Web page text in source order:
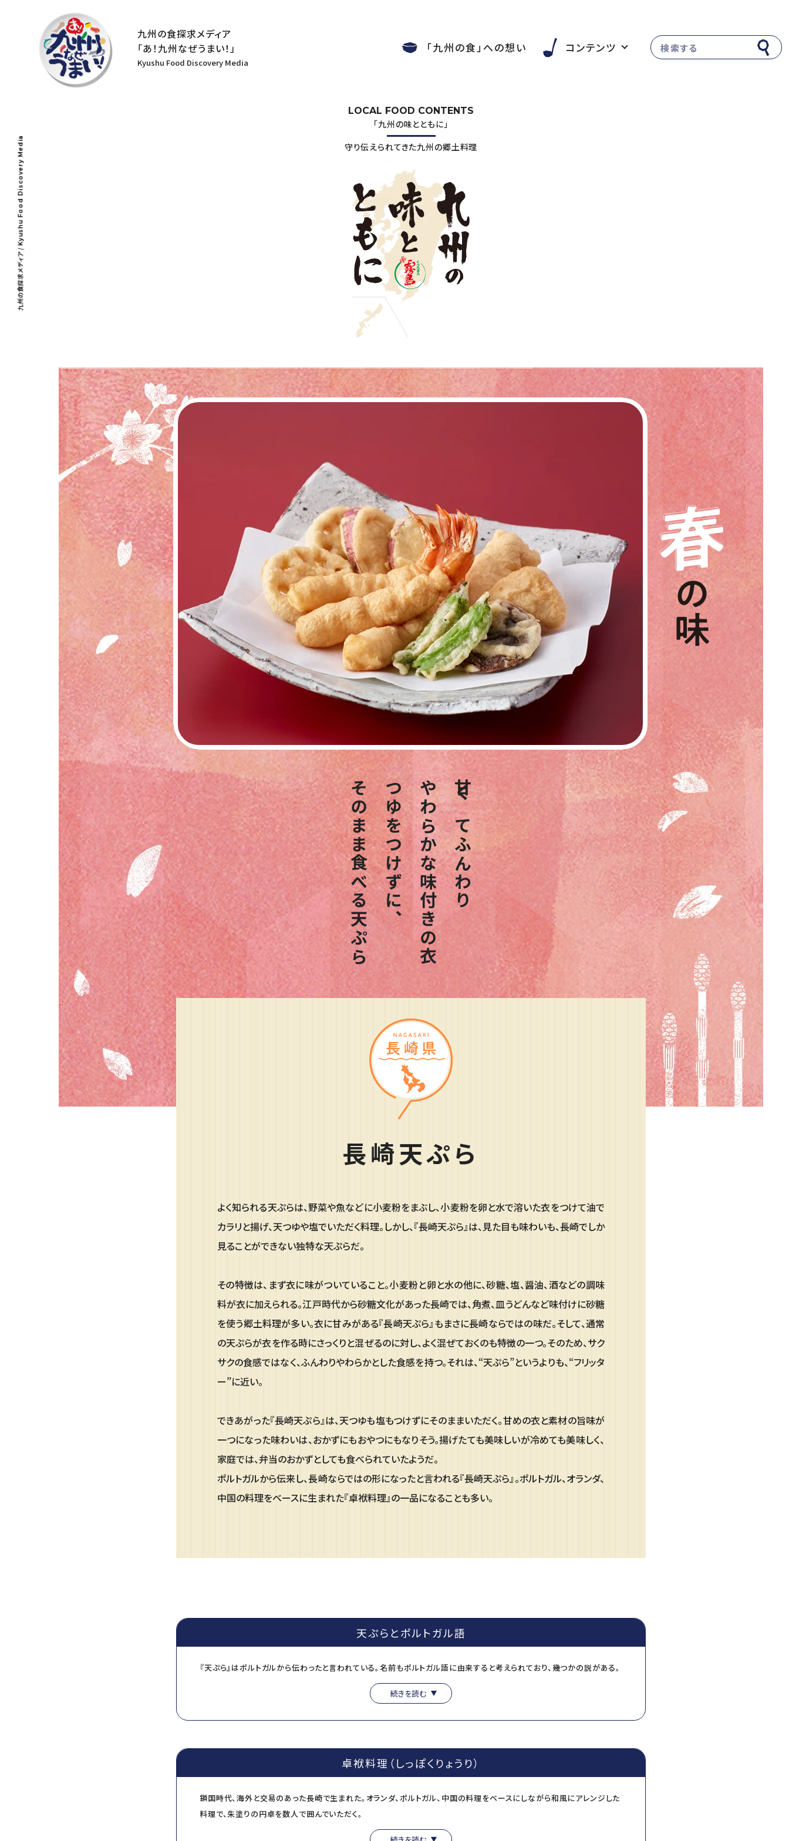
九州の食探求メディア
Kyushu Food Discovery Media
九州の食探求メディア
「あ！九州なぜうまい！」
Kyushu Food Discovery Media
「九州の食」への想い コンテンツ
LOCAL FOOD CONTENTS
「九州の味とともに」
守り伝えられてきた九州の郷土料理
甘くてふんわり
やわらかな味付きの衣
つゆをつけずに、
そのまま食べる天ぷら
長崎天ぷら
よく知られる天ぷらは、野菜や魚などに小麦粉をまぶし、小麦粉を卵と水で溶いた衣をつけて油で
カラリと揚げ、天つゆや塩でいただく料理。しかし、『長崎天ぷら』は、見た目も味わいも、長崎でしか
見ることができない独特な天ぷらだ。
その特徴は、まず衣に味がついていること。小麦粉と卵と水の他に、砂糖、塩、醤油、酒などの調味
料が衣に加えられる。江戸時代から砂糖文化があった長崎では、角煮、皿うどんなど味付けに砂糖
を使う郷土料理が多い。衣に甘みがある『長崎天ぷら』もまさに長崎ならではの味だ。そして、通常
の天ぷらが衣を作る時にさっくりと混ぜるのに対し、よく混ぜておくのも特徴の一つ。そのため、サク
サクの食感ではなく、ふんわりやわらかとした食感を持つ。それは、“天ぷら”というよりも、“フリッタ
ー”に近い。
できあがった『長崎天ぷら』は、天つゆも塩もつけずにそのままいただく。甘めの衣と素材の旨味が
一つになった味わいは、おかずにもおやつにもなりそう。揚げたても美味しいが冷めても美味しく、
家庭では、弁当のおかずとしても食べられていたようだ。
ポルトガルから伝来し、長崎ならではの形になったと言われる『長崎天ぷら』。ポルトガル、オランダ、
中国の料理をベースに生まれた『卓袱料理』の一品になることも多い。
天ぷらとポルトガル語
『天ぷら』はポルトガルから伝わったと言われている。名前もポルトガル語に由来すると考えられており、幾つかの説がある。
（テンペラール）／味付けする、調理する、の意味。安土桃山時代、来日したポルトガル人やスペイン人は
続きを読む
卓袱料理（しっぽくりょうり）
鎖国時代、海外と交易のあった長崎で生まれた。オランダ、ポルトガル、中国の料理をベースにしながら和風にアレンジした
料理で、朱塗りの円卓を数人で囲んでいただく。